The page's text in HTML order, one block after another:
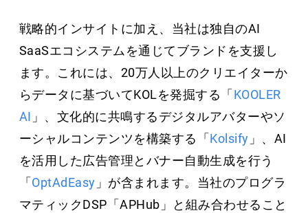
戦略的インサイトに加え、当社は独自のAI
SaaSエコシステムを通じてブランドを支援し
ます。これには、20万人以上のクリエイターか
らデータに基づいてKOLを発掘する「KOOLER
AI 」、文化的に共鳴するデジタルアバターやソ
ーシャルコンテンツを構築する「Kolsify 」、AI
を活用した広告管理とバナー自動生成を行う
「OptAdEasy 」が含まれます。当社のプログラ
マティックDSP「APHub」と組み合わせること